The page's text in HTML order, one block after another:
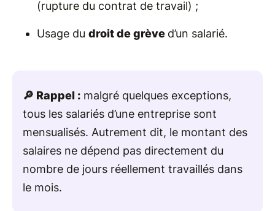
(rupture du contrat de travail) ;
Usage du droit de grève d’un salarié.
🔎 Rappel : malgré quelques exceptions,
tous les salariés d’une entreprise sont
mensualisés. Autrement dit, le montant des
salaires ne dépend pas directement du
nombre de jours réellement travaillés dans
le mois.